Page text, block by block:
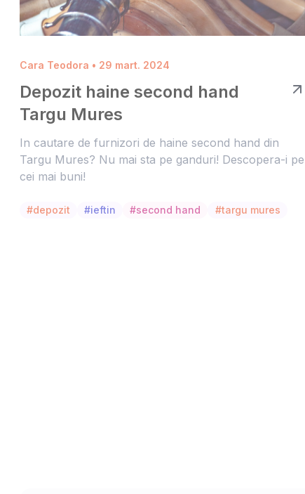
Cara Teodora • 29 mart. 2024
Depozit haine second hand
Targu Mures
In cautare de furnizori de haine second hand din
Targu Mures? Nu mai sta pe ganduri! Descopera-i pe
cei mai buni!
#depozit #ieftin #second hand #targu mures